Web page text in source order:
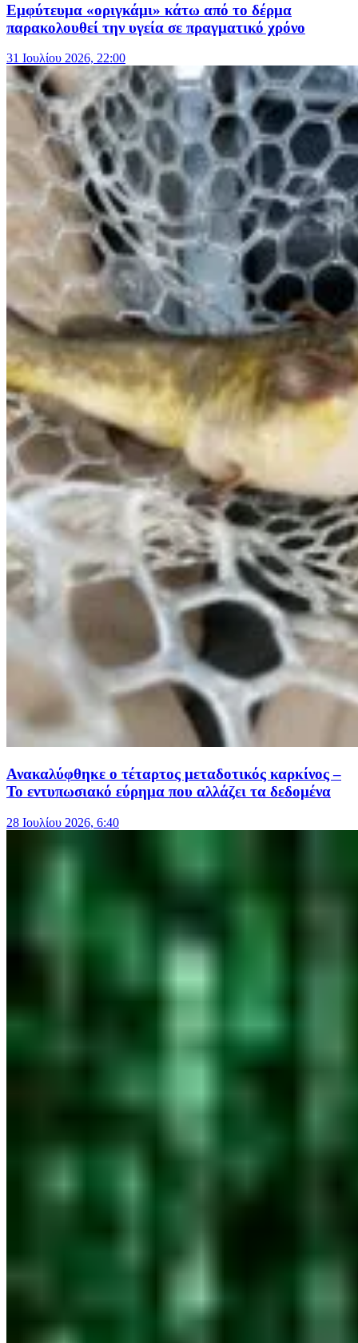
Εμφύτευμα «οριγκάμι» κάτω από το δέρμα
παρακολουθεί την υγεία σε πραγματικό χρόνο
31 Ιουλίου 2026, 22:00
Ανακαλύφθηκε ο τέταρτος μεταδοτικός καρκίνος –
Το εντυπωσιακό εύρημα που αλλάζει τα δεδομένα
28 Ιουλίου 2026, 6:40